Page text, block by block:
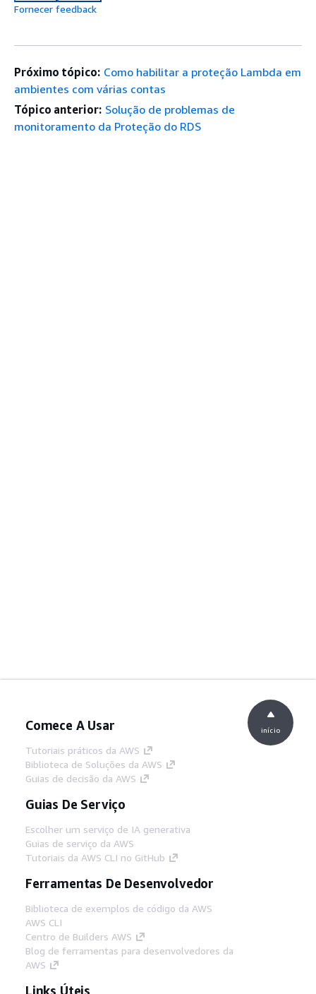
Fornecer feedback
Próximo tópico: Como habilitar a proteção Lambda em
ambientes com várias contas
Tópico anterior: Solução de problemas de
monitoramento da Proteção do RDS
Comece A Usar
Tutoriais práticos da AWS
Biblioteca de Soluções da AWS
Guias de decisão da AWS
Guias De Serviço
Escolher um serviço de IA generativa
Guias de serviço da AWS
Tutoriais da AWS CLI no GitHub
Ferramentas De Desenvolvedor
Biblioteca de exemplos de código da AWS
AWS CLI
Centro de Builders AWS
Blog de ferramentas para desenvolvedores da
AWS
Links Úteis
início